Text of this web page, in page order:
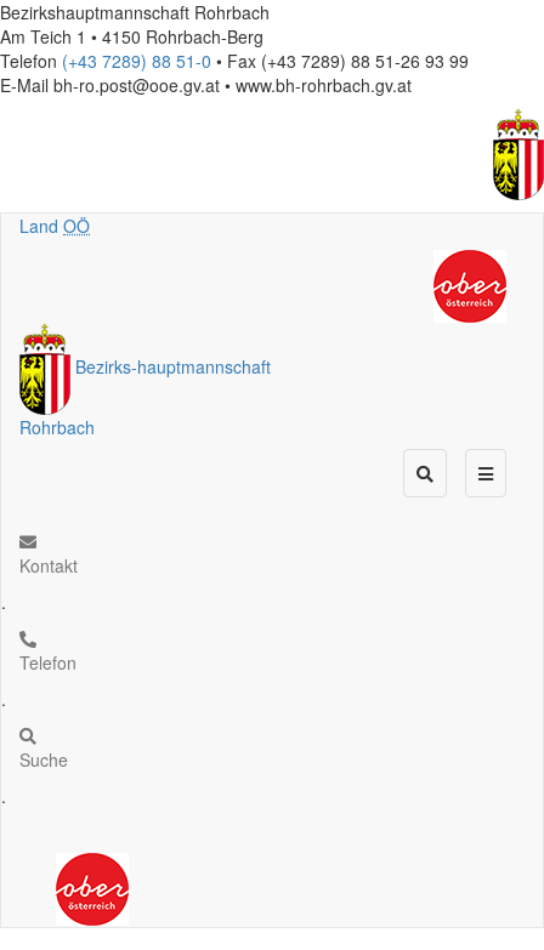
Bezirkshauptmannschaft Rohrbach
Am Teich 1 • 4150 Rohrbach-Berg
Telefon (+43 7289) 88 51-0 • Fax (+43 7289) 88 51-26 93 99
E-Mail bh-ro.post@ooe.gv.at • www.bh-rohrbach.gv.at
Land OÖ
Bezirks-hauptmannschaft
Rohrbach
Kontakt
.
Telefon
.
Suche
.